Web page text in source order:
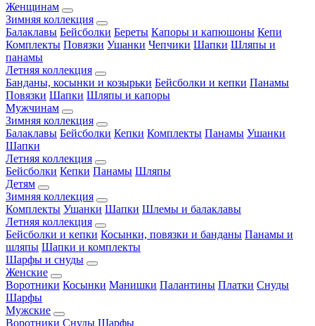
Женщинам
Зимняя коллекция
Балаклавы Бейсболки Береты Капоры и капюшоны Кепи
Комплекты Повязки Ушанки Чепчики Шапки Шляпы и
панамы
Летняя коллекция
Банданы, косынки и козырьки Бейсболки и кепки Панамы
Повязки Шапки Шляпы и капоры
Мужчинам
Зимняя коллекция
Балаклавы Бейсболки Кепки Комплекты Панамы Ушанки
Шапки
Летняя коллекция
Бейсболки Кепки Панамы Шляпы
Детям
Зимняя коллекция
Комплекты Ушанки Шапки Шлемы и балаклавы
Летняя коллекция
Бейсболки и кепки Косынки, повязки и банданы Панамы и
шляпы Шапки и комплекты
Шарфы и снуды
Женские
Воротники Косынки Манишки Палантины Платки Снуды
Шарфы
Мужские
Воротники Снуды Шарфы